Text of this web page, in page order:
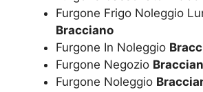
Furgone Frigo Noleggio
Bracciano
Furgone In Noleggio
Furgone Negozio
Furgone Noleggio